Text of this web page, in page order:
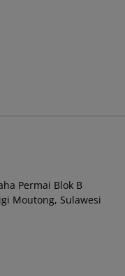
Permai Blok B
Moutong, Sulawesi